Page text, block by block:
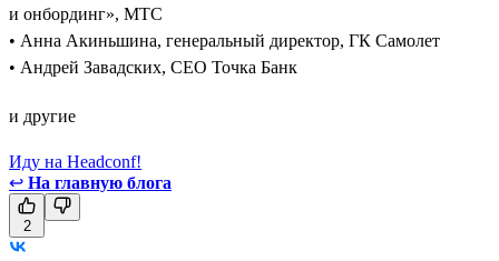
и онбординг», МТС
• Анна Акиньшина, генеральный директор, ГК Самолет
• Андрей Завадских, СЕО Точка Банк
и другие
Иду на Headconf!
↩ На главную блога
2